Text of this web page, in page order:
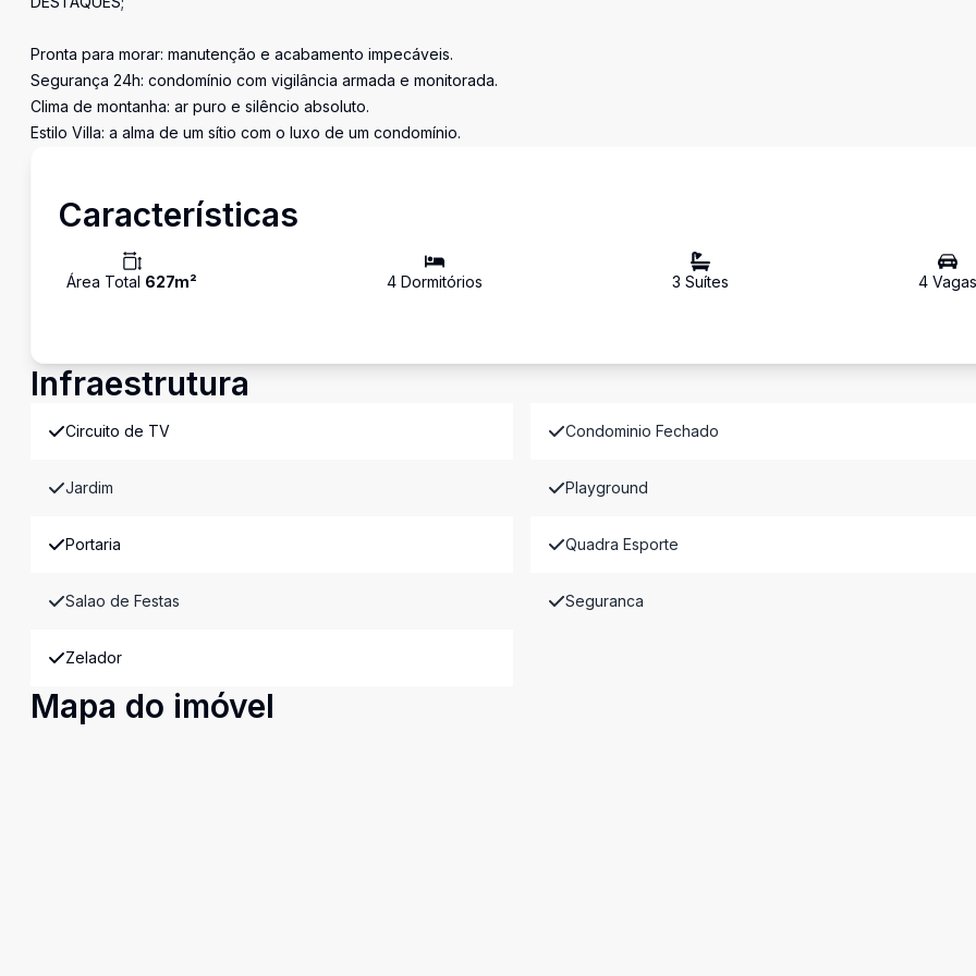
Pronta para morar: manutenção e acabamento impecáveis.
Segurança 24h: condomínio com vigilância armada e monitorada.
Clima de montanha: ar puro e silêncio absoluto.
Estilo Villa: a alma de um sítio com o luxo de um condomínio.
Características
Área Total 627m² 4Dormitórios 3 Suítes 4Vagas
Infraestrutura
Circuito de TV Condominio Fechado
Jardim Playground
Portaria Quadra Esporte
Salao de Festas Seguranca
Zelador
Mapa do imóvel